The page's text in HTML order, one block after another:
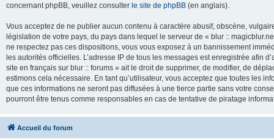
concernant phpBB, veuillez consulter le site de phpBB (en anglais).
Vous acceptez de ne publier aucun contenu à caractère abusif, obscène,
législation de votre pays, du pays dans lequel le serveur de « blur ::
ne respectez pas ces dispositions, vous vous exposez à un bannissement
les autorités officielles. L’adresse IP de tous les messages est enregistrée afin
site en français sur blur :: forums » ait le droit de supprimer, de modifier, de
estimons cela nécessaire. En tant qu’utilisateur, vous acceptez que toutes les
que ces informations ne seront pas diffusées à une tierce partie sans votre
pourront être tenus comme responsables en cas de tentative de piratage
Accueil du forum